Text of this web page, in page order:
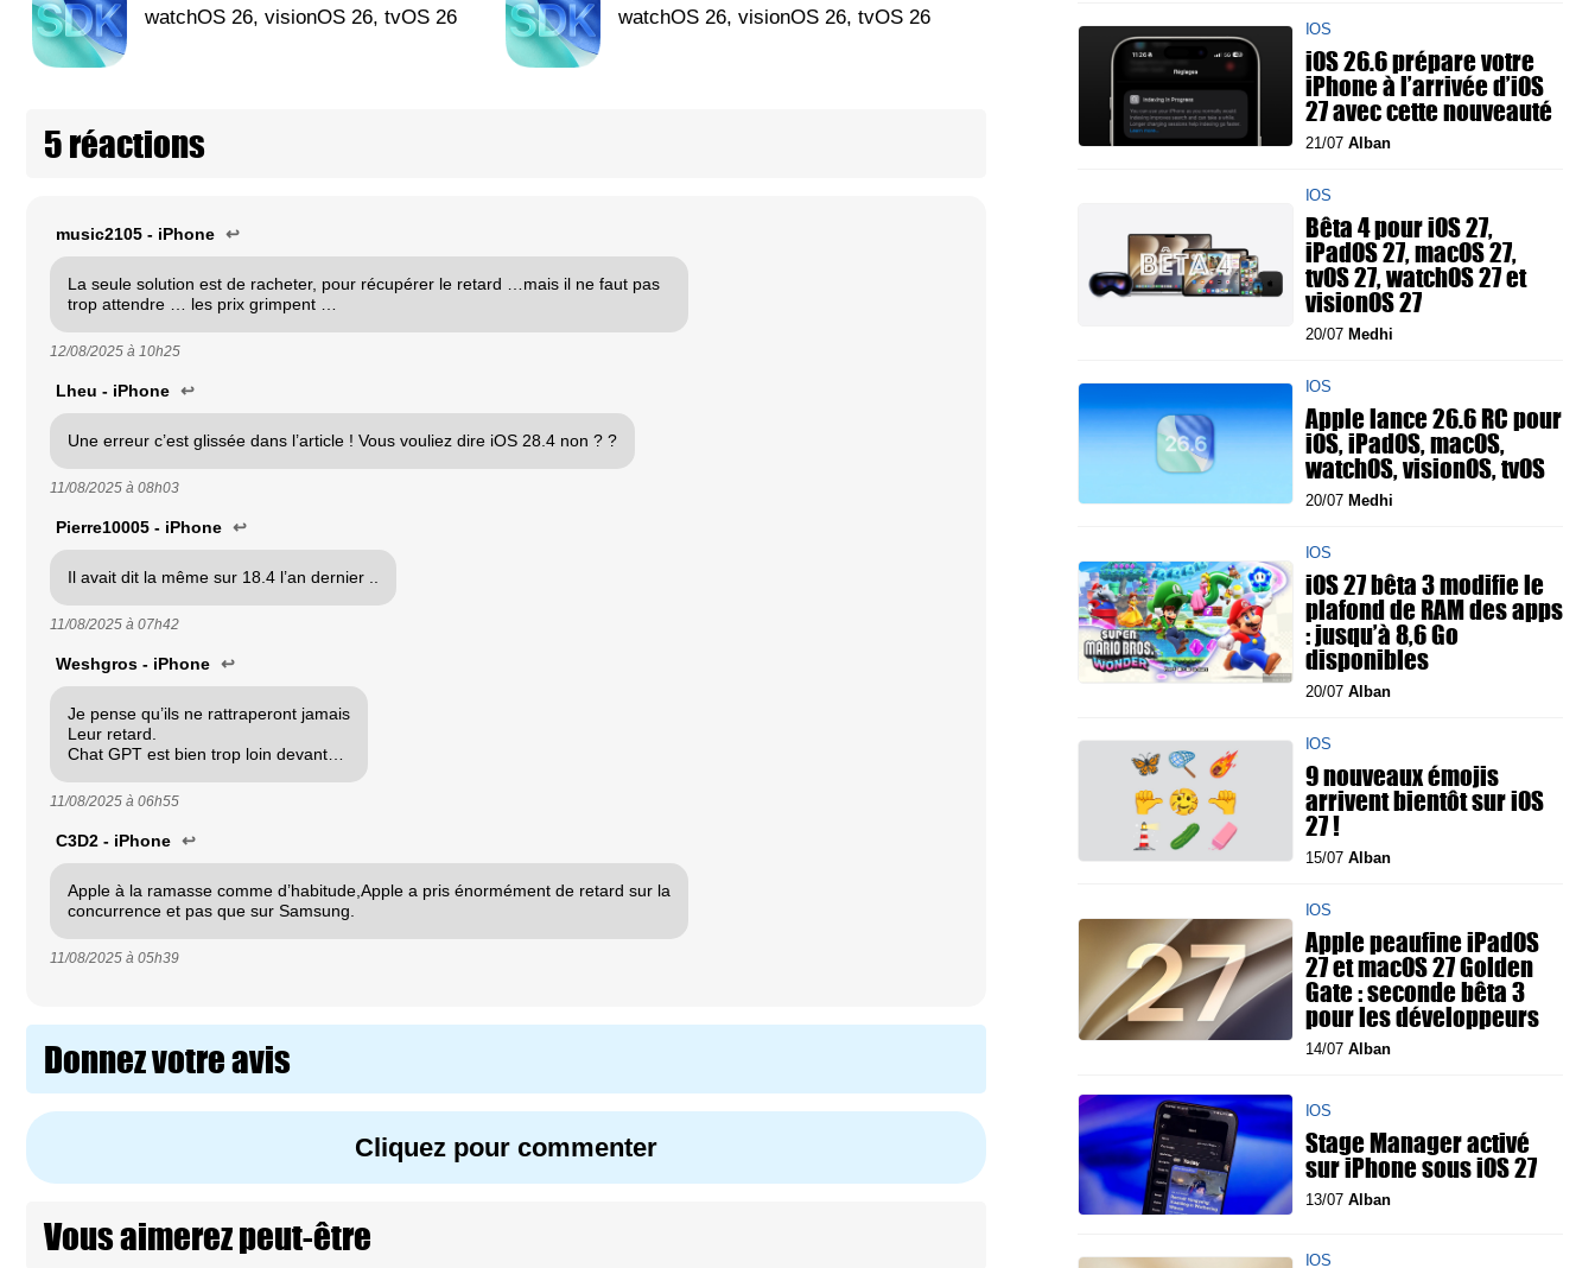
watchOS 26, visionOS 26, tvOS 26
watchOS 26, visionOS 26, tvOS 26
5 réactions
music2105 - iPhone ↩
La seule solution est de racheter, pour récupérer le retard …mais il ne faut pas
trop attendre … les prix grimpent …
12/08/2025 à 10h25
Lheu - iPhone ↩
Une erreur c’est glissée dans l’article ! Vous vouliez dire iOS 28.4 non ? ?
11/08/2025 à 08h03
Pierre10005 - iPhone ↩
Il avait dit la même sur 18.4 l’an dernier ..
11/08/2025 à 07h42
Weshgros - iPhone ↩
Je pense qu’ils ne rattraperont jamais
Leur retard.
Chat GPT est bien trop loin devant…
11/08/2025 à 06h55
C3D2 - iPhone ↩
Apple à la ramasse comme d’habitude,Apple a pris énormément de retard sur la
concurrence et pas que sur Samsung.
11/08/2025 à 05h39
Donnez votre avis
Cliquez pour commenter
Vous aimerez peut-être
IOS
iOS 26.6 prépare votre
iPhone à l’arrivée d’iOS
27 avec cette nouveauté
21/07 Alban
IOS
Bêta 4 pour iOS 27,
iPadOS 27, macOS 27,
tvOS 27, watchOS 27 et
visionOS 27
20/07 Medhi
IOS
Apple lance 26.6 RC pour
iOS, iPadOS, macOS,
watchOS, visionOS, tvOS
20/07 Medhi
IOS
iOS 27 bêta 3 modifie le
plafond de RAM des apps
: jusqu’à 8,6 Go
disponibles
20/07 Alban
IOS
9 nouveaux émojis
arrivent bientôt sur iOS
27 !
15/07 Alban
IOS
Apple peaufine iPadOS
27 et macOS 27 Golden
Gate : seconde bêta 3
pour les développeurs
14/07 Alban
IOS
Stage Manager activé
sur iPhone sous iOS 27
13/07 Alban
IOS